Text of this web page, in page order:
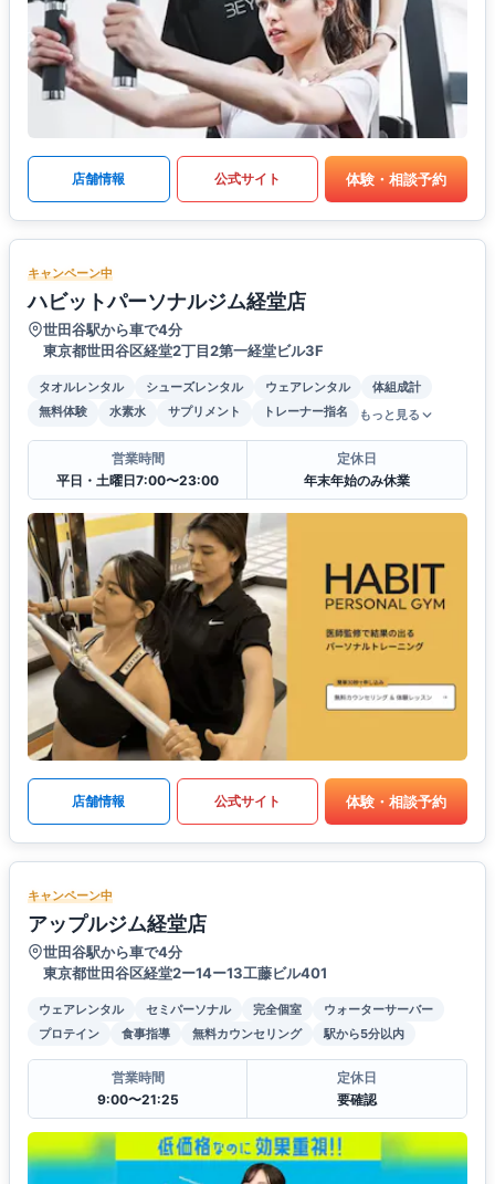
店舗情報 公式サイト 体験・相談予約
キャンペーン中
ハビットパーソナルジム経堂店
世田谷駅から車で4分
東京都世田谷区経堂2丁目2第一経堂ビル3F
タオルレンタル シューズレンタル ウェアレンタル
体組成計
無料体験
水素水 サプリメント トレーナー指名 もっと見る
営業時間
平日・土曜日7:00〜23:00
定休日
年末年始のみ休業
店舗情報 公式サイト 体験・相談予約
キャンペーン中
アップルジム経堂店
世田谷駅から車で4分
東京都世田谷区経堂2ー14ー13工藤ビル401
ウェアレンタル セミパーソナル 完全個室
ウォーターサーバー
プロテイン
食事指導 無料カウンセリング 駅から5分以内
営業時間
9:00〜21:25
定休日
要確認